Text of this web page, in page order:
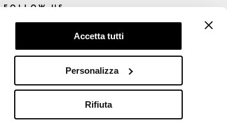
Accetta tutti
Personalizza
Rifiuta
FOLLOW US